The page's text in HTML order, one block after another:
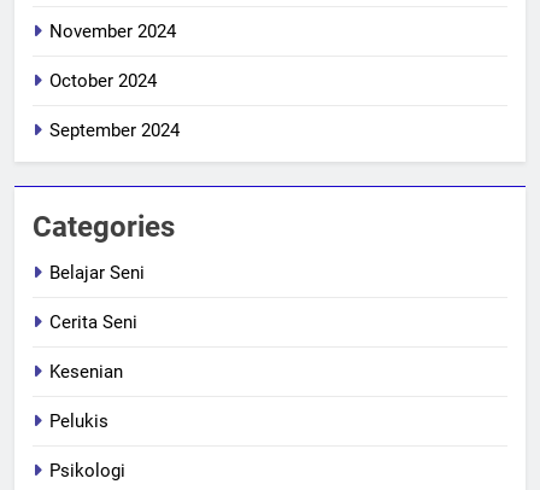
November 2024
October 2024
September 2024
Categories
Belajar Seni
Cerita Seni
Kesenian
Pelukis
Psikologi